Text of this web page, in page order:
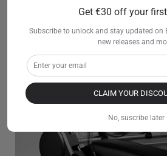
Get €30 off your
Subscribe to unlock and stay updated on
new releases and
CLAIM YOUR
No, suscribe later